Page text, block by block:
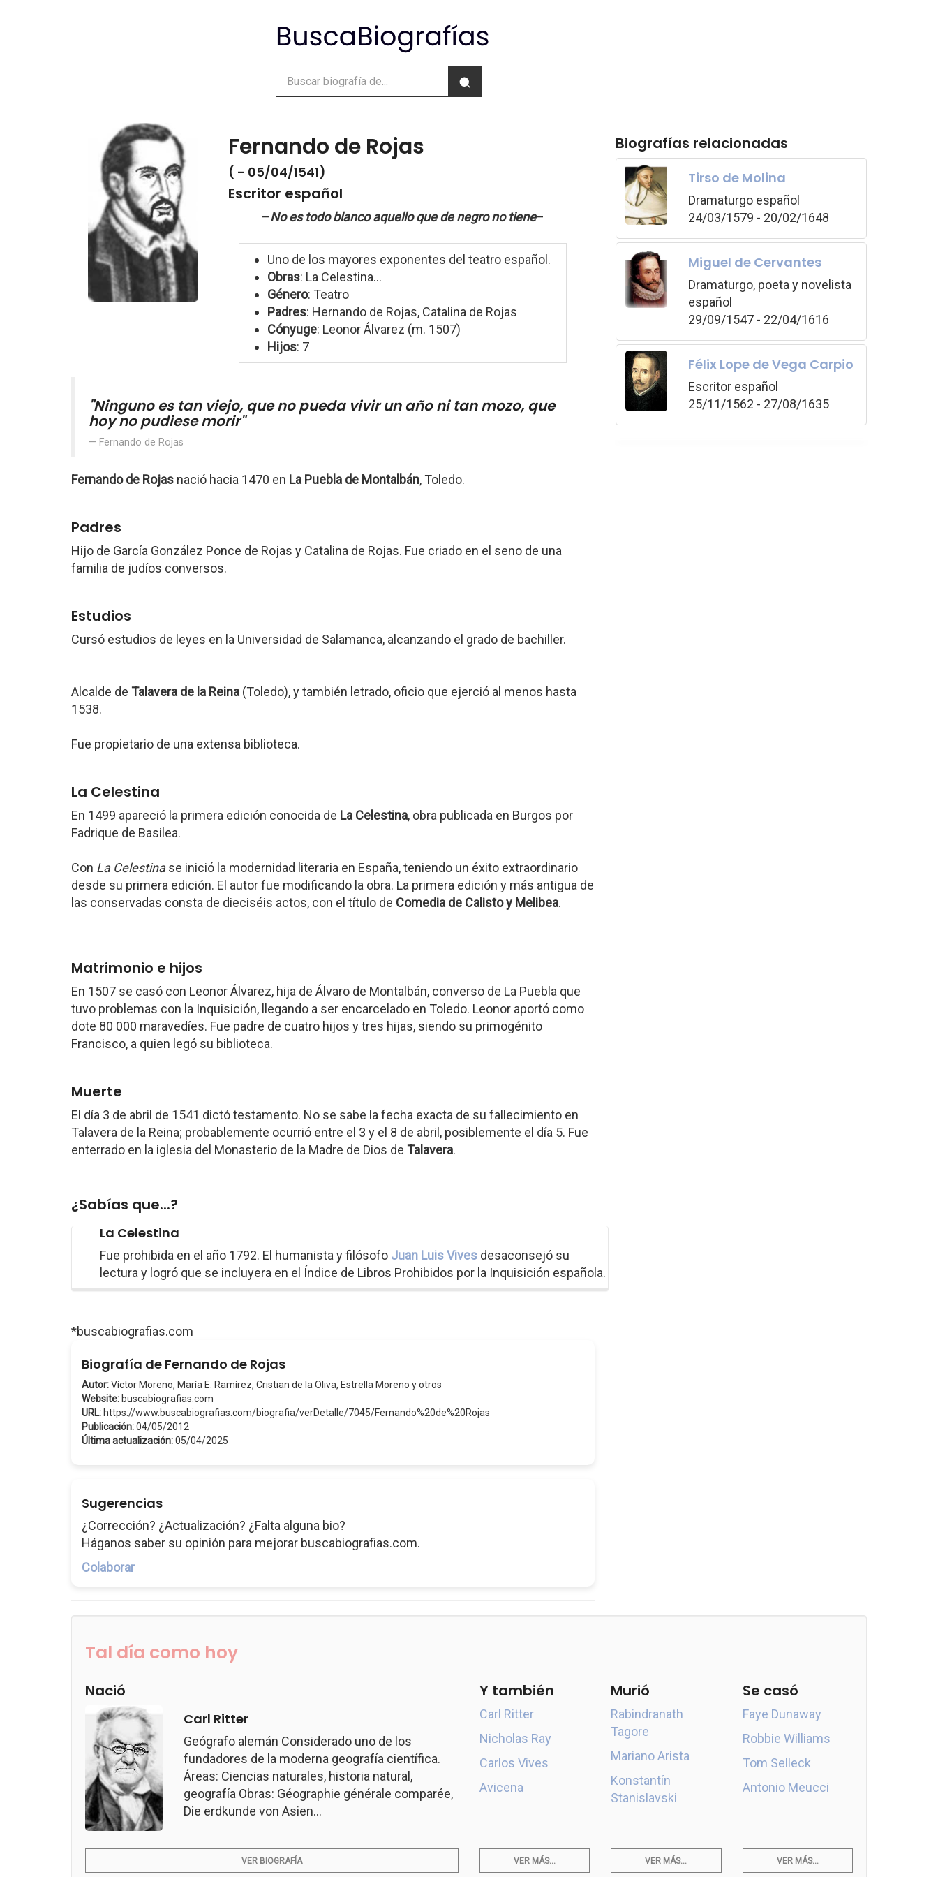
Fernando de Rojas
( - 05/04/1541)
Escritor español
–No es todo blanco aquello que de negro no tiene–
Uno de los mayores exponentes del teatro español.
Obras: La Celestina...
Género: Teatro
Padres: Hernando de Rojas, Catalina de Rojas
Cónyuge: Leonor Álvarez (m. 1507)
Hijos: 7
"Ninguno es tan viejo, que no pueda vivir un año ni tan mozo, que
hoy no pudiese morir"
Fernando de Rojas
Fernando de Rojas nació hacia 1470 en La Puebla de Montalbán, Toledo.
Padres
Hijo de García González Ponce de Rojas y Catalina de Rojas. Fue criado en el seno de una
familia de judíos conversos.
Estudios
Cursó estudios de leyes en la Universidad de Salamanca, alcanzando el grado de bachiller.
Alcalde de Talavera de la Reina (Toledo), y también letrado, oficio que ejerció al menos hasta
1538.
Fue propietario de una extensa biblioteca.
La Celestina
En 1499 apareció la primera edición conocida de La Celestina, obra publicada en Burgos por
Fadrique de Basilea.
Con La Celestinase inició la modernidad literaria en España, teniendo un éxito extraordinario
desde su primera edición. El autor fue modificando la obra. La primera edición y más antigua de
las conservadas consta de dieciséis actos, con el título de Comedia de Calisto y Melibea.
Matrimonio e hijos
En 1507 se casó con Leonor Álvarez, hija de Álvaro de Montalbán, converso de La Puebla que
tuvo problemas con la Inquisición, llegando a ser encarcelado en Toledo. Leonor aportó como
dote 80 000 maravedíes. Fue padre de cuatro hijos y tres hijas, siendo su primogénito
Francisco, a quien legó su biblioteca.
Muerte
El día 3 de abril de 1541 dictó testamento. No se sabe la fecha exacta de su fallecimiento en
Talavera de la Reina; probablemente ocurrió entre el 3 y el 8 de abril, posiblemente el día 5. Fue
enterrado en la iglesia del Monasterio de la Madre de Dios de Talavera.
¿Sabías que...?
La Celestina
Fue prohibida en el año 1792. El humanista y filósofo Juan Luis Vives desaconsejó su
lectura y logró que se incluyera en el Índice de Libros Prohibidos por la Inquisición española.
*buscabiografias.com
Biografía de Fernando de Rojas
Autor:Víctor Moreno, María E. Ramírez, Cristian de la Oliva, Estrella Moreno y otros
Website: buscabiografias.com
URL: https://www.buscabiografias.com/biografia/verDetalle/7045/Fernando%20de%20Rojas
Publicación:04/05/2012
Última actualización:05/04/2025
Sugerencias
¿Corrección? ¿Actualización? ¿Falta alguna bio?
Háganos saber su opinión para mejorar buscabiografias.com.
Colaborar
Biografías relacionadas
Tirso de Molina
Dramaturgo español
24/03/1579 - 20/02/1648
Miguel de Cervantes
Dramaturgo, poeta y novelista
español
29/09/1547 - 22/04/1616
Félix Lope de Vega Carpio
Escritor español
25/11/1562 - 27/08/1635
Tal día como hoy
Nació
Carl Ritter
Geógrafo alemán Considerado uno de los
fundadores de la moderna geografía científica.
Áreas: Ciencias naturales, historia natural,
geografía Obras: Géographie générale comparée,
Die erdkunde von Asien...
Y también
Carl Ritter
Nicholas Ray
Carlos Vives
Avicena
Murió
Rabindranath
Tagore
Mariano Arista
Konstantín
Stanislavski
Se casó
Faye Dunaway
Robbie Williams
Tom Selleck
Antonio Meucci
VER BIOGRAFÍA VER MÁS... VER MÁS... VER MÁS...